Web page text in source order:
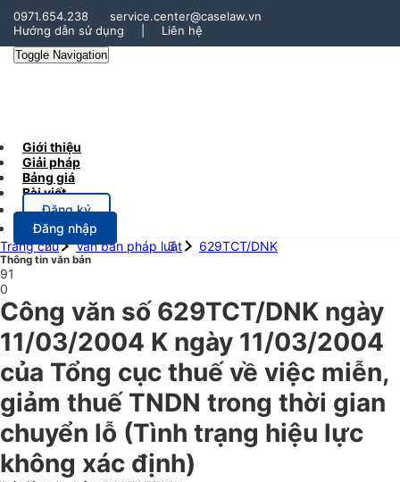
0971.654.238
service.center@caselaw.vn
Hướng dẫn sử dụng
Liên hệ
Toggle Navigation
Giới thiệu
Giải pháp
Bảng giá
Bài viết
Đăng ký
Đăng nhập
Trang chủ
Văn bản pháp luật 629TCT/DNK
Thông tin văn bản
91
0
Công văn số 629TCT/DNK ngày
11/03/2004 K ngày 11/03/2004
của Tổng cục thuế về việc miễn,
giảm thuế TNDN trong thời gian
chuyển lỗ (Tình trạng hiệu lực
không xác định)